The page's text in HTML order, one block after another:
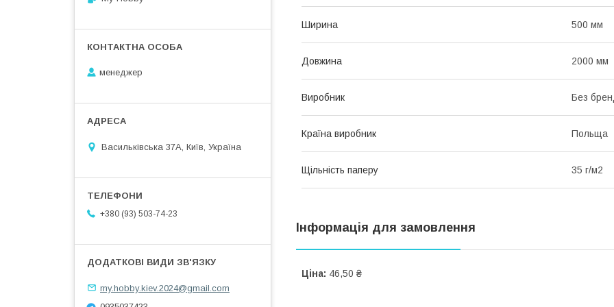
Ширина 500 мм
Довжина 2000 мм
Виробник Без
Країна виробник Польща
Щільність паперу 35 г/м2
Інформація для замовлення
Ціна: 46,50 ₴
менеджер
Васильківська 37А, Київ, Україна
+380 (93) 503-74-23
my.hobby.kiev.2024@gmail.com